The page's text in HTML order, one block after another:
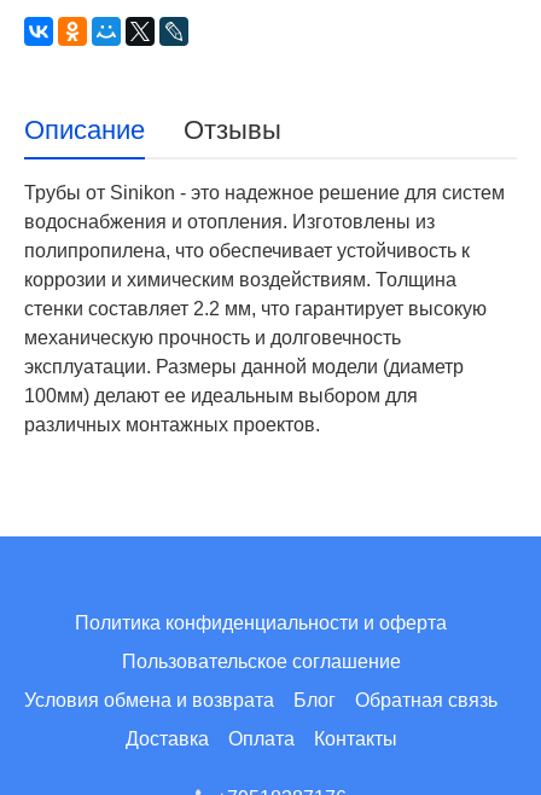
Описание Отзывы
Трубы от Sinikon - это надежное решение для систем
водоснабжения и отопления. Изготовлены из
полипропилена, что обеспечивает устойчивость к
коррозии и химическим воздействиям. Толщина
стенки составляет 2.2 мм, что гарантирует высокую
механическую прочность и долговечность
эксплуатации. Размеры данной модели (диаметр
100мм) делают ее идеальным выбором для
различных монтажных проектов.
Политика конфиденциальности и оферта
Пользовательское соглашение
Условия обмена и возврата
Блог
Обратная связь
Доставка
Оплата Контакты